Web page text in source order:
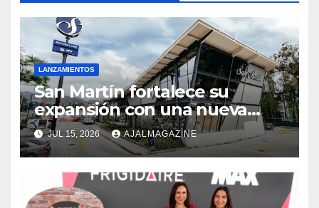
LANZAMIENTOS
San Martín fortalece su
expansión con una nueva
tienda sobre la calzada
Roosevelt
JUL 15, 2026 AJALMAGAZINE